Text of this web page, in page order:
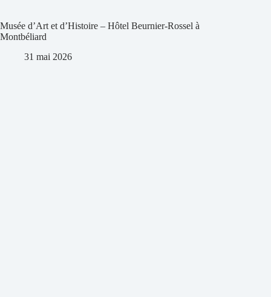
Musée d’Art et d’Histoire – Hôtel Beurnier-Rossel à
Montbéliard
31 mai 2026